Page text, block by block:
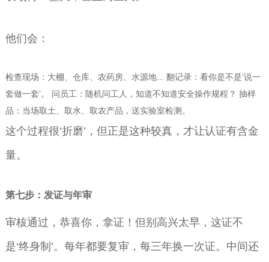
他们会：
检查现场：大棚、仓库、农药房、水源地... 翻记录：看你是不是‘说一
套做一套’。 问员工：随机问工人，知道不知道安全操作规程？ 抽样
品：当场取土、取水、取农产品，送实验室检测。
这个过程很‘折磨’，但正是这种较真，才让认证有含金
量。
第七步：发证与年审
审核通过，恭喜你，拿证！但别高兴太早，这证不
是‘终身制’。每年都要复审，每三年换一次证。中间还